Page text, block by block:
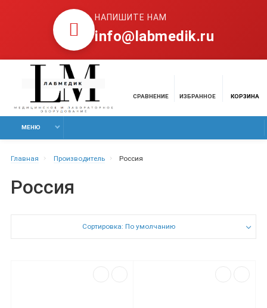
НАПИШИТЕ НАМ
info@labmedik.ru
СРАВНЕНИЕ ИЗБРАННОЕ КОРЗИНА
МЕНЮ
Главная Производитель Россия
Россия
Сортировка: По умолчанию